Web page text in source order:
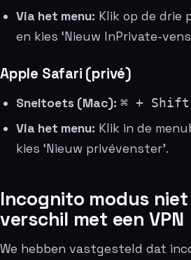
Via het menu: Klik op de drie
en kies ‘Nieuw InPrivate-
Apple Safari (privé)
Sneltoets (Mac): ⌘ + Shift
Via het menu: Klik in de
kies ‘Nieuw privévenster’.
Incognito modus
verschil met een VPN
We hebben vastgesteld dat